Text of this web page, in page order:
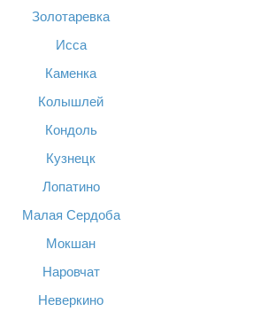
Золотаревка
Исса
Каменка
Колышлей
Кондоль
Кузнецк
Лопатино
Малая Сердоба
Мокшан
Наровчат
Неверкино